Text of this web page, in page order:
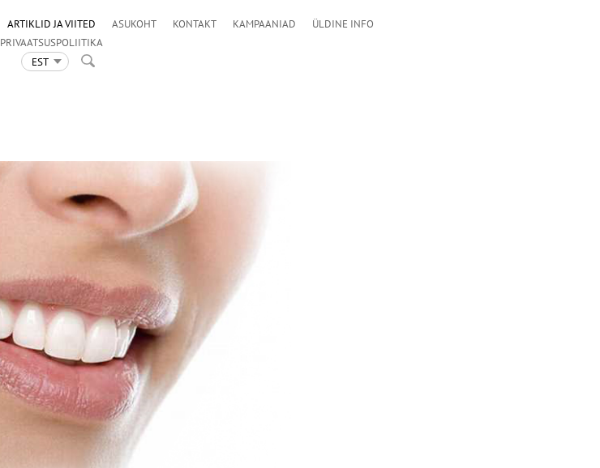
ARTIKLID JA VIITED ASUKOHT KONTAKT KAMPAANIAD
ÜLDINE INFO
PRIVAATSUSPOLIITIKA
EST